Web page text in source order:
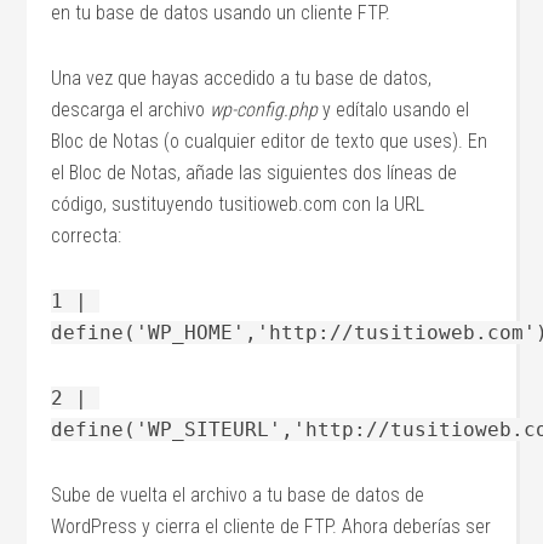
en tu base de datos usando un cliente FTP.
Una vez que hayas accedido a tu base de datos,
descarga el archivo wp-config.phpy edítalo usando el
Bloc de Notas (o cualquier editor de texto que uses). En
el Bloc de Notas, añade las siguientes dos líneas de
código, sustituyendo tusitioweb.com con la URL
correcta:
1 |
define('WP_HOME','http://
2 |
define('WP_SITEURL','http://
Sube de vuelta el archivo a tu base de datos de
WordPress y cierra el cliente de FTP. Ahora deberías ser